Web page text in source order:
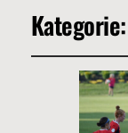
Kategorie: